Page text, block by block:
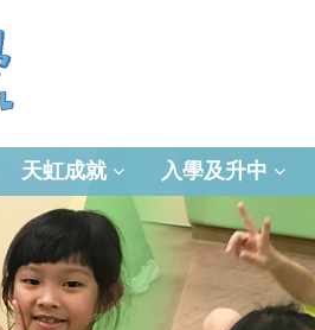
天虹成就 入學及升中